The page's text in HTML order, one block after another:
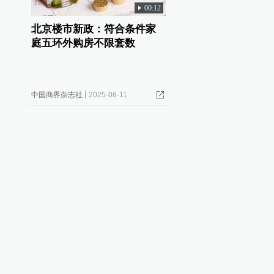
00:12
北京楼市新政：符合条件家
庭五环外购房不限套数
中国商界杂志社 2025-08-11